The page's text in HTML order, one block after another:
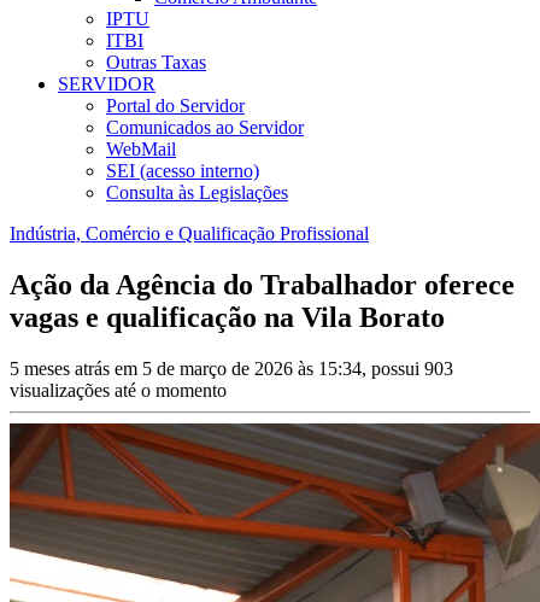
IPTU
ITBI
Outras Taxas
SERVIDOR
Portal do Servidor
Comunicados ao Servidor
WebMail
SEI (acesso interno)
Consulta às Legislações
Indústria, Comércio e Qualificação Profissional
Ação da Agência do Trabalhador oferece
vagas e qualificação na Vila Borato
5 meses atrás em 5 de março de 2026 às 15:34, possui 903
visualizações até o momento